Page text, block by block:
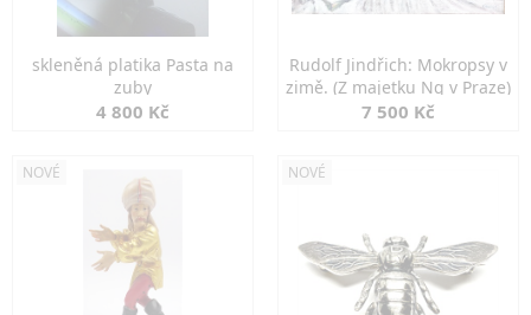
skleněná platika Pasta na
zuby
4 800 Kč
Rudolf Jindřich: Mokropsy v
zimě. (Z majetku Ng v Praze)
7 500 Kč
NOVÉ NOVÉ